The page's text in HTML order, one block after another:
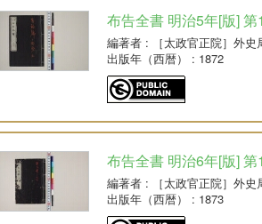
布告全書 明治5年[版]
編著者 : ［太政官正院］外史
出版年（西暦）
: 1872
布告全書 明治6年[版] 第
編著者 : ［太政官正院］外史
出版年（西暦）
: 1873